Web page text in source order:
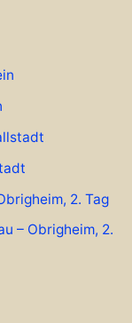
2. Tag
– Obrigheim, 2.